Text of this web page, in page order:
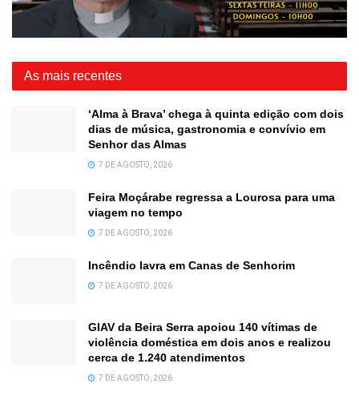
As mais recentes
‘Alma à Brava’ chega à quinta edição com dois
dias de música, gastronomia e convívio em
Senhor das Almas
7 DE AGOSTO, 2026
Feira Moçárabe regressa a Lourosa para uma
viagem no tempo
7 DE AGOSTO, 2026
Incêndio lavra em Canas de Senhorim
7 DE AGOSTO, 2026
GIAV da Beira Serra apoiou 140 vítimas de
violência doméstica em dois anos e realizou
cerca de 1.240 atendimentos
7 DE AGOSTO, 2026